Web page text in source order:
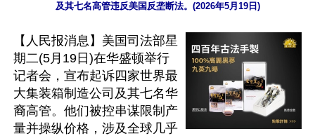
及其七名高管违反美国反垄断法。(2026年5月19日)
【人民报消息】美国司法部星
期二(5月19日)在华盛顿举行
记者会，宣布起诉四家世界最
大集装箱制造公司及其七名华
裔高管。他们被控串谋限制产
量并操纵价格，涉及全球几乎